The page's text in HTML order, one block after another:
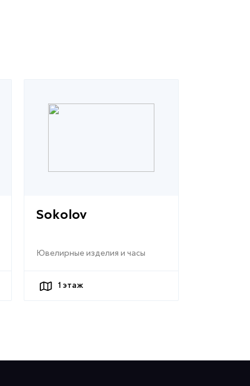
Sokolov
Ювелирные изделия и часы
1 этаж